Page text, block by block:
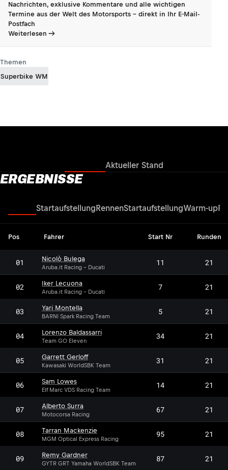
Nachrichten, exklusive Kommentare und alle wichtigen
Termine aus der Welt des Motorsports - direkt in Ihr E-Mail-
Postfach
Weiterlesen
Themen
Superbike WM
Aktueller Stand
ERGEBNISSE
StartaufstellungRennenStartaufstellungWarm-up
Pos Fahrer Start Nr Runden
01 Nicolò Bulega
Aruba.it Racing - Ducati 11 21
02 Iker Lecuona
Aruba.it Racing - Ducati 7 21
03 Yari Montella
BARNI Spark Racing Team 5 21
04 Lorenzo Baldassarri
Team GO Eleven 34 21
05 Garrett Gerloff
Kawasaki WorldSBK Team 31 21
06 Sam Lowes
Elf Marc VDS Racing Team 14 21
07 Alberto Surra
Motocorsa Racing 67 21
08 Tarran Mackenzie
MGM Optical Express Racing 95 21
09 Remy Gardner
GYTR GRT Yamaha WorldSBK Team 87 21